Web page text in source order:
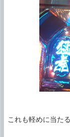
これも軽めに当た